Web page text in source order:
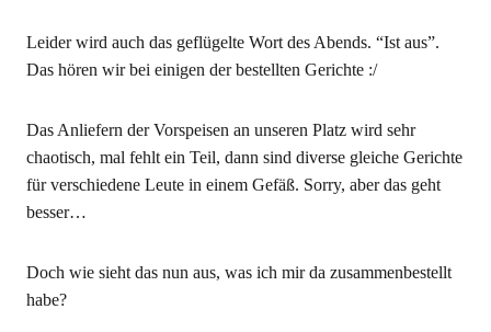
Leider wird auch das geflügelte Wort des Abends. “Ist aus”.
Das hören wir bei einigen der bestellten Gerichte :/
Das Anliefern der Vorspeisen an unseren Platz wird sehr
chaotisch, mal fehlt ein Teil, dann sind diverse gleiche Gerichte
für verschiedene Leute in einem Gefäß. Sorry, aber das geht
besser…
Doch wie sieht das nun aus, was ich mir da zusammenbestellt
habe?